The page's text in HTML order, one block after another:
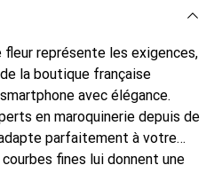
représente les exigences,
la boutique française
avec élégance.
en maroquinerie depuis de
parfaitement à votre
fines lui donnent une